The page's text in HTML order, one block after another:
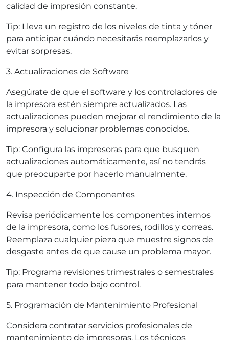
calidad de impresión constante.
Tip: Lleva un registro de los niveles de tinta y tóner
para anticipar cuándo necesitarás reemplazarlos y
evitar sorpresas.
3. Actualizaciones de Software
Asegúrate de que el software y los controladores de
la impresora estén siempre actualizados. Las
actualizaciones pueden mejorar el rendimiento de la
impresora y solucionar problemas conocidos.
Tip: Configura las impresoras para que busquen
actualizaciones automáticamente, así no tendrás
que preocuparte por hacerlo manualmente.
4. Inspección de Componentes
Revisa periódicamente los componentes internos
de la impresora, como los fusores, rodillos y correas.
Reemplaza cualquier pieza que muestre signos de
desgaste antes de que cause un problema mayor.
Tip: Programa revisiones trimestrales o semestrales
para mantener todo bajo control.
5. Programación de Mantenimiento Profesional
Considera contratar servicios profesionales de
mantenimiento de impresoras. Los técnicos